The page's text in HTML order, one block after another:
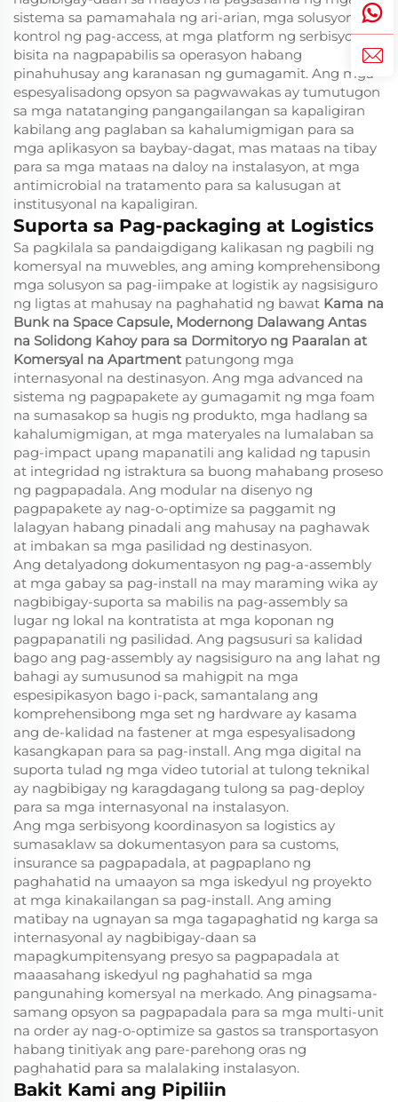
sistema sa pamamahala ng ari-arian, mga solusyon sa
kontrol ng pag-access, at mga platform ng serbisyo sa
bisita na nagpapabilis sa operasyon habang
pinahuhusay ang karanasan ng gumagamit. Ang mga
espesyalisadong opsyon sa pagwawakas ay tumutugon
sa mga natatanging pangangailangan sa kapaligiran
kabilang ang paglaban sa kahalumigmigan para sa
mga aplikasyon sa baybay-dagat, mas mataas na tibay
para sa mga mataas na daloy na instalasyon, at mga
antimicrobial na tratamento para sa kalusugan at
institusyonal na kapaligiran.
Suporta sa Pag-packaging at Logistics
Sa pagkilala sa pandaigdigang kalikasan ng pagbili ng
komersyal na muwebles, ang aming komprehensibong
mga solusyon sa pag-iimpake at logistik ay nagsisiguro
ng ligtas at mahusay na paghahatid ng bawat Kama na
Bunk na Space Capsule, Modernong Dalawang Antas
na Solidong Kahoy para sa Dormitoryo ng Paaralan at
Komersyal na Apartment patungong mga
internasyonal na destinasyon. Ang mga advanced na
sistema ng pagpapakete ay gumagamit ng mga foam
na sumasakop sa hugis ng produkto, mga hadlang sa
kahalumigmigan, at mga materyales na lumalaban sa
pag-impact upang mapanatili ang kalidad ng tapusin
at integridad ng istraktura sa buong mahabang proseso
ng pagpapadala. Ang modular na disenyo ng
pagpapakete ay nag-o-optimize sa paggamit ng
lalagyan habang pinadali ang mahusay na paghawak
at imbakan sa mga pasilidad ng destinasyon.
Ang detalyadong dokumentasyon ng pag-a-assembly
at mga gabay sa pag-install na may maraming wika ay
nagbibigay-suporta sa mabilis na pag-assembly sa
lugar ng lokal na kontratista at mga koponan ng
pagpapanatili ng pasilidad. Ang pagsusuri sa kalidad
bago ang pag-assembly ay nagsisiguro na ang lahat ng
bahagi ay sumusunod sa mahigpit na mga
espesipikasyon bago i-pack, samantalang ang
komprehensibong mga set ng hardware ay kasama
ang de-kalidad na fastener at mga espesyalisadong
kasangkapan para sa pag-install. Ang mga digital na
suporta tulad ng mga video tutorial at tulong teknikal
ay nagbibigay ng karagdagang tulong sa pag-deploy
para sa mga internasyonal na instalasyon.
Ang mga serbisyong koordinasyon sa logistics ay
sumasaklaw sa dokumentasyon para sa customs,
insurance sa pagpapadala, at pagpaplano ng
paghahatid na umaayon sa mga iskedyul ng proyekto
at mga kinakailangan sa pag-install. Ang aming
matibay na ugnayan sa mga tagapaghatid ng karga sa
internasyonal ay nagbibigay-daan sa
mapagkumpitensyang presyo sa pagpapadala at
maaasahang iskedyul ng paghahatid sa mga
pangunahing komersyal na merkado. Ang pinagsama-
samang opsyon sa pagpapadala para sa mga multi-unit
na order ay nag-o-optimize sa gastos sa transportasyon
habang tinitiyak ang pare-parehong oras ng
paghahatid para sa malalaking instalasyon.
Bakit Kami ang Pipiliin